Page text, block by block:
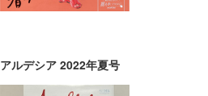
アルデシア 2022年夏号